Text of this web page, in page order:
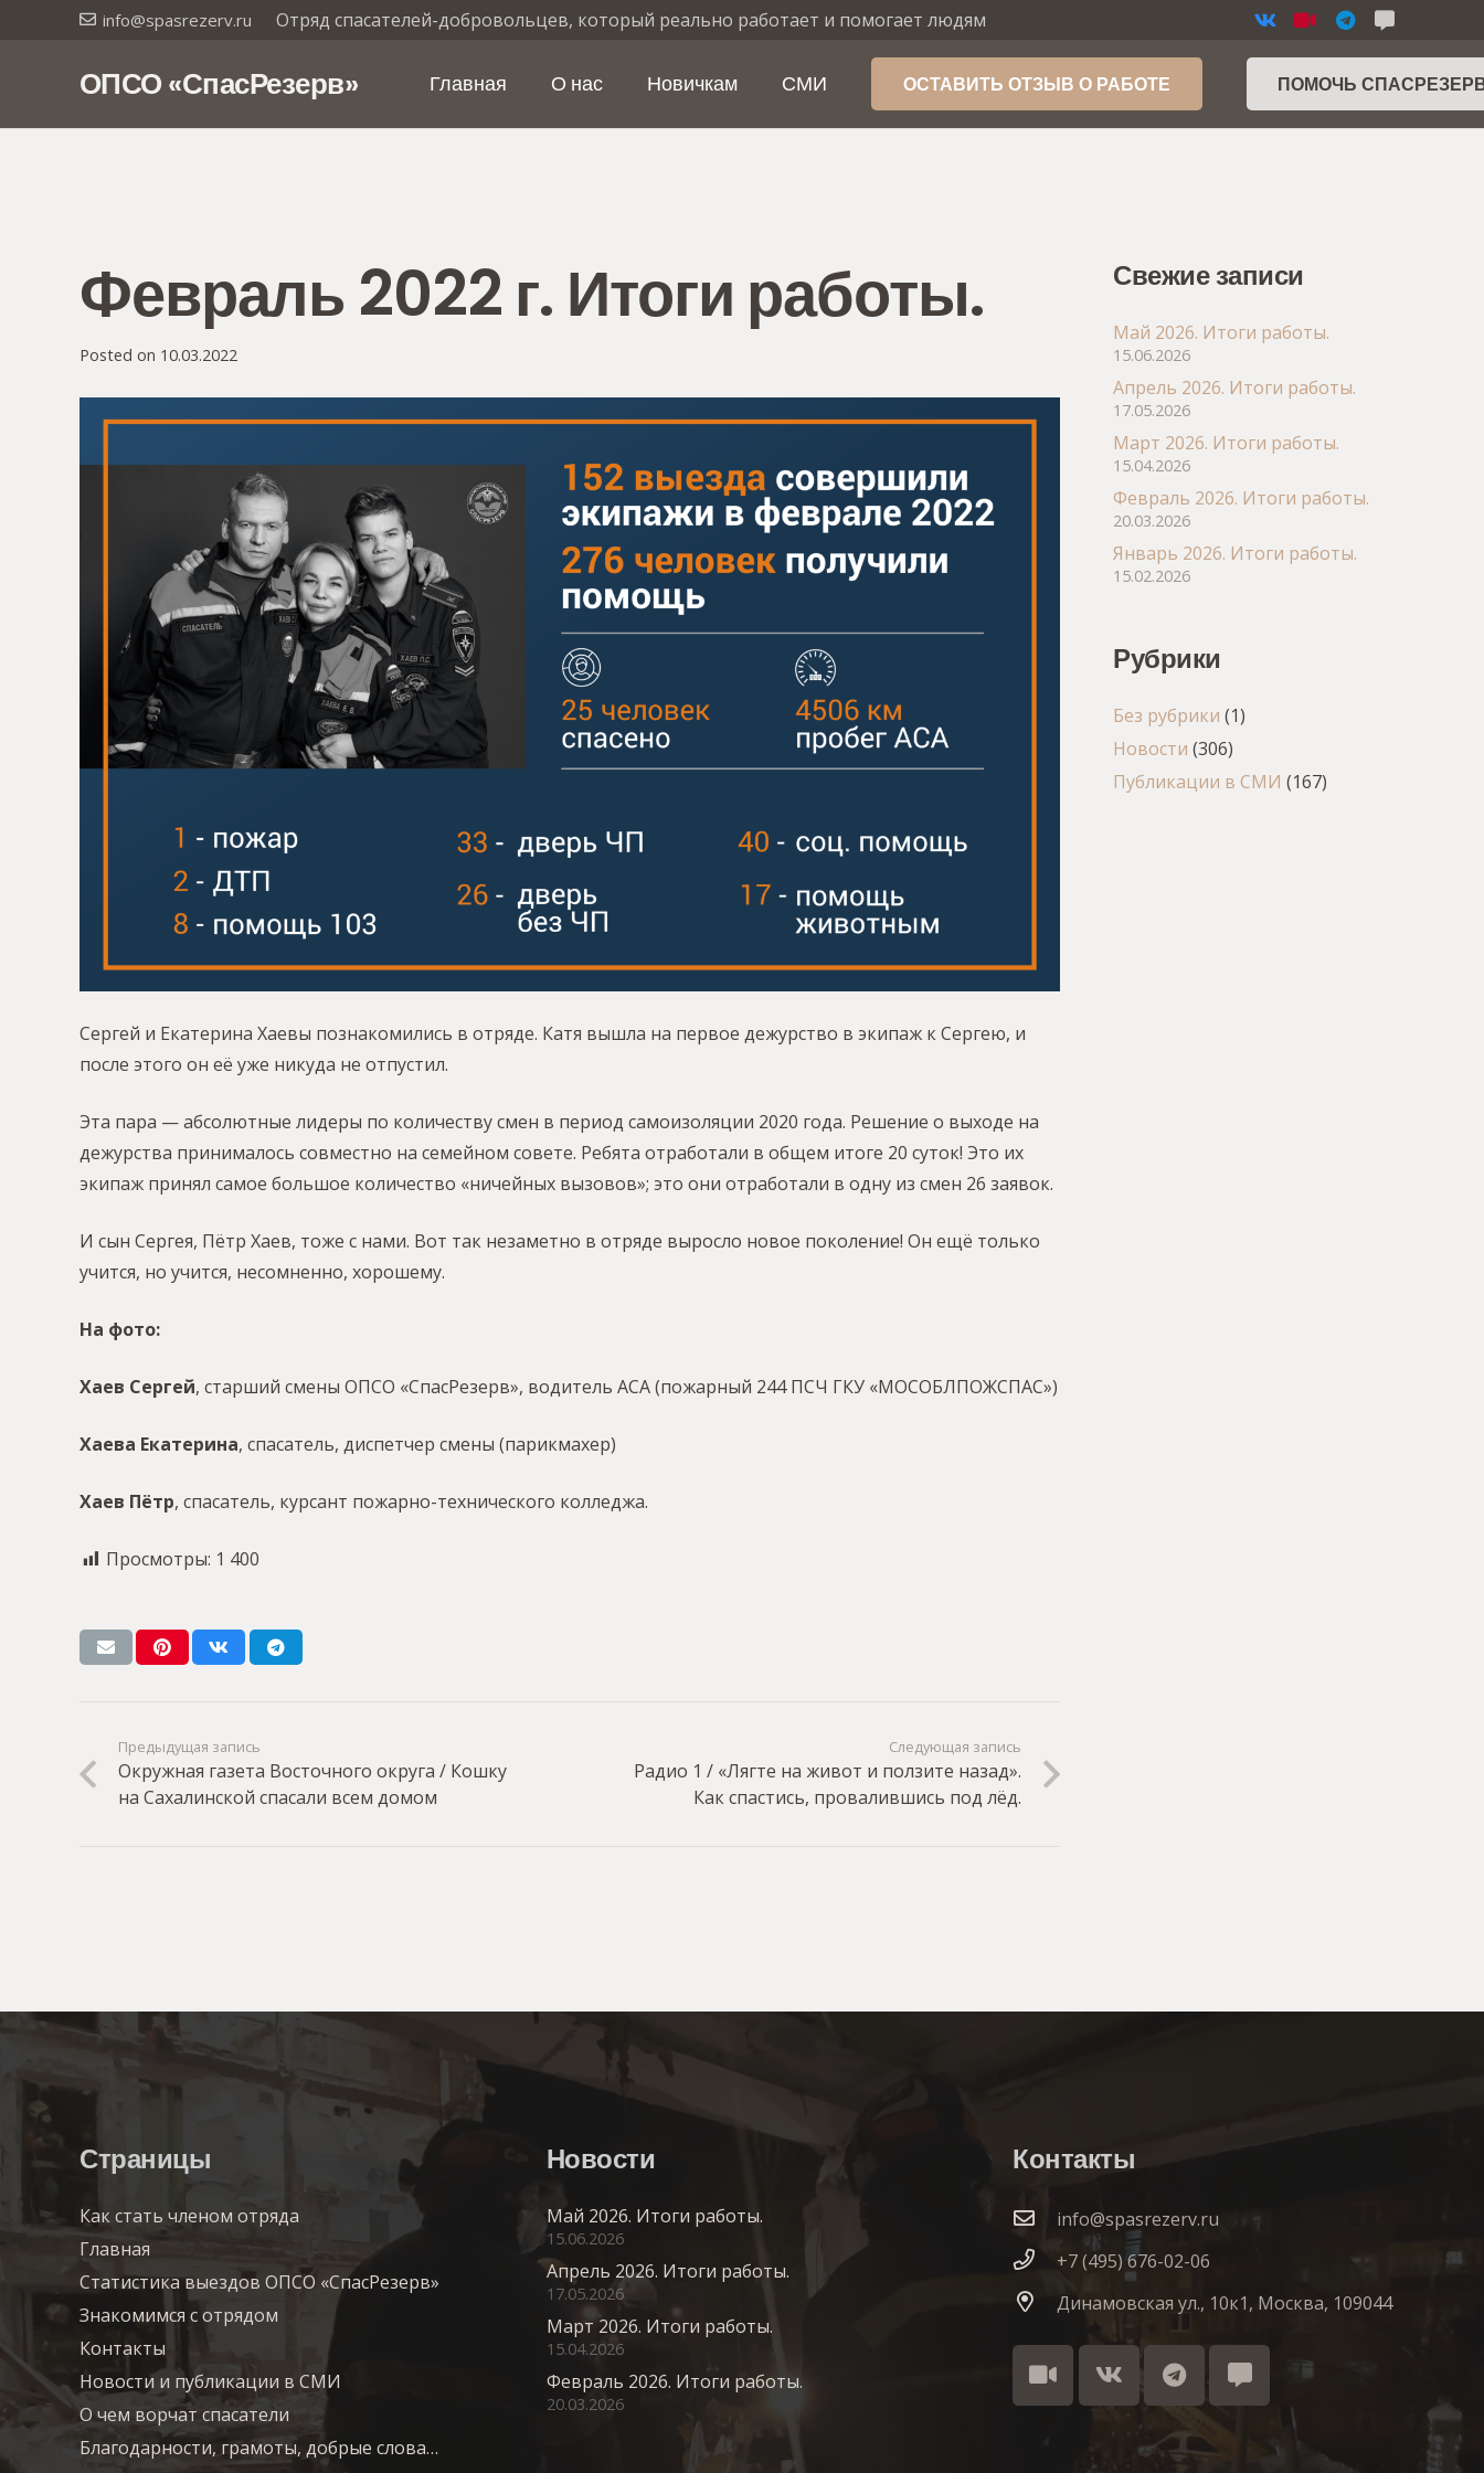
info@spasrezerv.ru Отряд спасателей-добровольцев, который реально работает и помогает людям
ОПСО «СпасРезерв» Главная О нас Новичкам СМИ ОСТАВИТЬ ОТЗЫВ О РАБОТЕ ПОМОЧЬ
Февраль 2022 г. Итоги работы.
Posted on 10.03.2022
Сергей и Екатерина Хаевы познакомились в отряде. Катя вышла на первое дежурство в экипаж к Сергею, и
после этого он её уже никуда не отпустил.
Эта пара — абсолютные лидеры по количеству смен в период самоизоляции 2020 года. Решение о выходе на
дежурства принималось совместно на семейном совете. Ребята отработали в общем итоге 20 суток! Это их
экипаж принял самое большое количество «ничейных вызовов»; это они отработали в одну из смен 26 заявок.
И сын Сергея, Пётр Хаев, тоже с нами. Вот так незаметно в отряде выросло новое поколение! Он ещё только
учится, но учится, несомненно, хорошему.
На фото:
Хаев Сергей, старший смены ОПСО «СпасРезерв», водитель АСА (пожарный 244 ПCЧ ГКУ «МОСОБЛПОЖСПАС»)
Хаева Екатерина, спасатель, диспетчер смены (парикмахер)
Хаев Пётр, спасатель, курсант пожарно-технического колледжа.
Просмотры: 1 400
Предыдущая запись
Окружная газета Восточного округа / Кошку
на Сахалинской спасали всем домом
Следующая запись
Радио 1 / «Лягте на живот и ползите назад».
Как спастись, провалившись под лёд.
Свежие записи
Май 2026. Итоги работы.
15.06.2026
Апрель 2026. Итоги работы.
17.05.2026
Март 2026. Итоги работы.
15.04.2026
Февраль 2026. Итоги работы.
20.03.2026
Январь 2026. Итоги работы.
15.02.2026
Рубрики
Без рубрики (1)
Новости (306)
Публикации в СМИ (167)
Страницы
Как стать членом отряда
Главная
Статистика выездов ОПСО «СпасРезерв»
Знакомимся с отрядом
Контакты
Новости и публикации в СМИ
О чем ворчат спасатели
Благодарности, грамоты, добрые слова…
Новости
Май 2026. Итоги работы.
15.06.2026
Апрель 2026. Итоги работы.
17.05.2026
Март 2026. Итоги работы.
15.04.2026
Февраль 2026. Итоги работы.
20.03.2026
Контакты
info@spasrezerv.ru
+7 (495) 676-02-06
Динамовская ул., 10к1, Москва, 109044